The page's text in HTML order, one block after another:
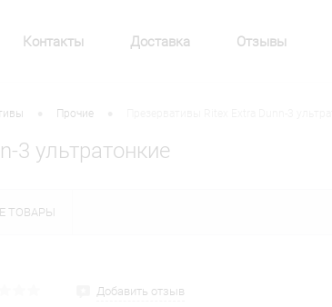
Контакты Доставка Отзывы
Прочие
3 ультратонкие
ТОВАРЫ
Добавить отзыв